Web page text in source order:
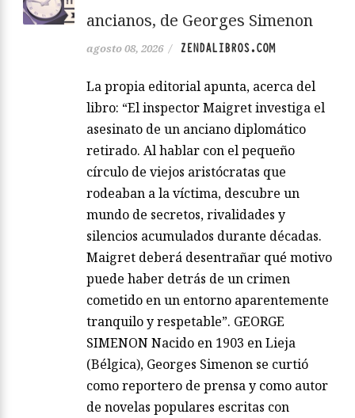
ancianos, de Georges Simenon
agosto 08, 2026 / ZENDALIBROS.COM
La propia editorial apunta, acerca del
libro: “El inspector Maigret investiga el
asesinato de un anciano diplomático
retirado. Al hablar con el pequeño
círculo de viejos aristócratas que
rodeaban a la víctima, descubre un
mundo de secretos, rivalidades y
silencios acumulados durante décadas.
Maigret deberá desentrañar qué motivo
puede haber detrás de un crimen
cometido en un entorno aparentemente
tranquilo y respetable”. GEORGE
SIMENON Nacido en 1903 en Lieja
(Bélgica), Georges Simenon se curtió
como reportero de prensa y como autor
de novelas populares escritas con